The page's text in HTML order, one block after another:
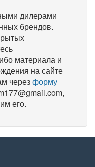
дилерами
брендов.
материала и
на сайте
черезформу
его.